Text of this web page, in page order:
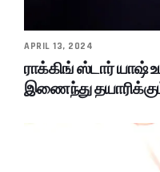
APRIL 13, 2024
ராக்கிங் ஸ்டார் யாஷ்
இணைந்து